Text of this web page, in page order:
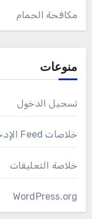
مكافحة الحمام
منوعات
تسجيل الدخول
خلاصات Feed الإدخالات
خلاصة التعليقات
WordPress.org